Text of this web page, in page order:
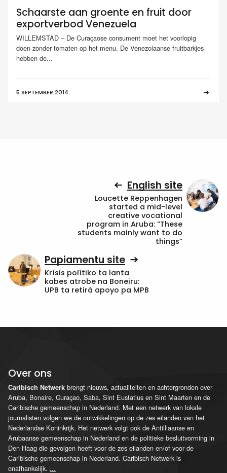
Schaarste aan groente en fruit door
exportverbod Venezuela
WILLEMSTAD – De Curaçaose consument moet het voorlopig
doen zonder tomaten op het menu. De Venezolaanse fruitbarkjes
hebben de...
5 SEPTEMBER 2014
English site
Loucette Reppenhagen
started a mid-level
creative vocational
program in Aruba: “These
students mainly want to do
things”
Papiamentu site
Krísis polítiko ta lanta
kabes atrobe na Boneiru:
UPB ta retirá apoyo pa MPB
Over ons
Caribisch Netwerk brengt nieuws, actualiteiten en achtergronden over
Aruba, Bonaire, Curaçao, Saba, Sint Eustatius en Sint Maarten en de
Caribische gemeenschap in Nederland. Met een netwerk van lokale
journalisten volgen we de ontwikkelingen op de zes eilanden van het
Nederlandse Koninkrijk. Het netwerk volgt ook de Antilliaanse en
Arubaanse gemeenschap in Nederland en de politieke besluitvorming in
Den Haag die gevolgen heeft voor de zes eilanden en/of voor de
Caribische gemeenschap in Nederland. Caribisch Netwerk is
onafhankelijk. ...